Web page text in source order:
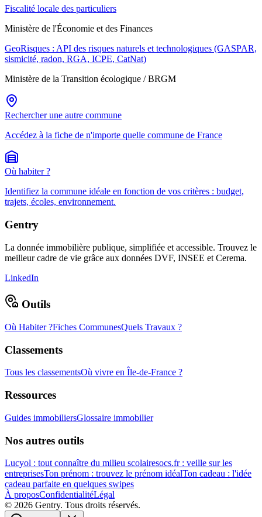
Fiscalité locale des particuliers
Ministère de l'Économie et des Finances
GeoRisques : API des risques naturels et technologiques (GASPAR,
sismicité, radon, RGA, ICPE, CatNat)
Ministère de la Transition écologique / BRGM
Rechercher une autre commune
Accédez à la fiche de n'importe quelle commune de France
Où habiter ?
Identifiez la commune idéale en fonction de vos critères : budget,
trajets, écoles, environnement.
Gentry
La donnée immobilière publique, simplifiée et accessible. Trouvez le
meilleur cadre de vie grâce aux données DVF, INSEE et Cerema.
LinkedIn
Outils
Où Habiter ?Fiches CommunesQuels Travaux ?
Classements
Tous les classementsOù vivre en Île-de-France ?
Ressources
Guides immobiliersGlossaire immobilier
Nos autres outils
Lucyol : tout connaître du milieu scolairesocs.fr : veille sur les
entreprisesTon prénom : trouvez le prénom idéalTon cadeau : l'idée
cadeau parfaite en quelques swipes
À proposConfidentialitéLégal
© 2026 Gentry. Tous droits réservés.